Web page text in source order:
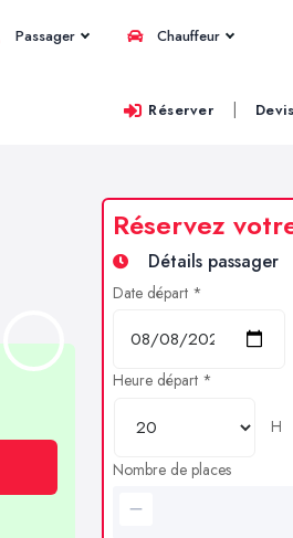
Passager Chauffeur
Réserver | Devis
Réservez
Détails passager
Date départ *
Heure départ *
H
Nombre de places